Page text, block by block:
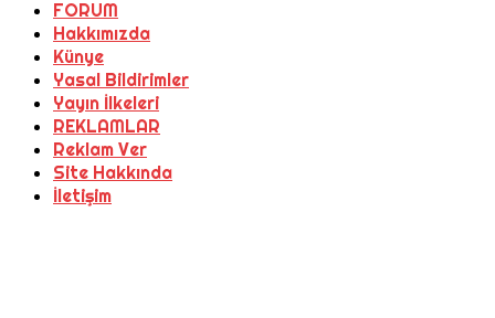
FORUM
Hakkımızda
Künye
Yasal Bildirimler
Yayın İlkeleri
REKLAMLAR
Reklam Ver
Site Hakkında
İletişim